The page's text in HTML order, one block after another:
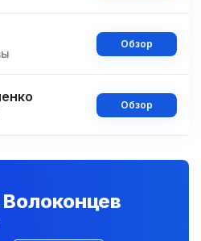
Обзор
Обзор
Волоконцев